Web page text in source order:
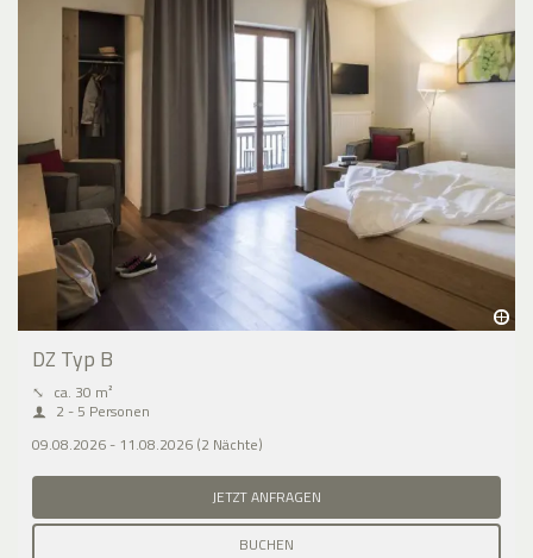
DZ Typ B
⤡ ca. 30 m²
2 - 5 Personen
09.08.2026 - 11.08.2026 (2 Nächte)
JETZT ANFRAGEN
BUCHEN